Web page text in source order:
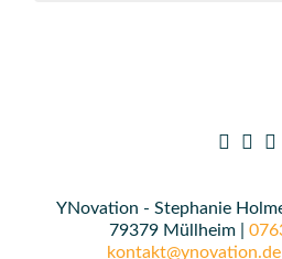
YNovation - Stephanie
79379 Müllheim |
kontakt@ynovation.de